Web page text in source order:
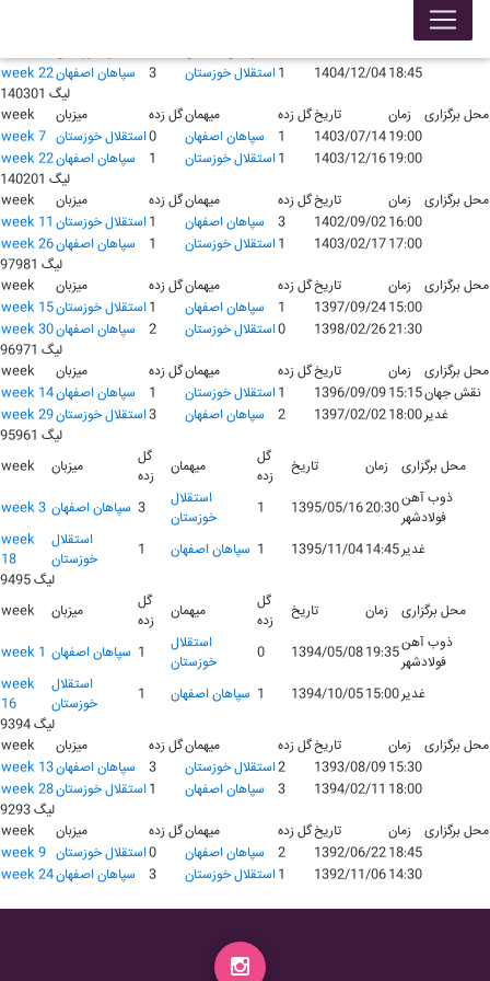
محل برگزاری
week 22سپاهان اصفهان 3 استقلال خوزستان1 1404/12/0418:45
لیگ 140301
week
میزبان گل زدهمیهمان گل زدهتاریخ زمان
محل برگزاری
week 7 استقلال خوزستان0 سپاهان اصفهان 1 1403/07/1419:00
week 22سپاهان اصفهان 1 استقلال خوزستان1 1403/12/1619:00
لیگ 140201
week
میزبان گل زدهمیهمان گل زدهتاریخ زمان
محل برگزاری
week 11 استقلال خوزستان1 سپاهان اصفهان 3 1402/09/0216:00
week 26سپاهان اصفهان 1 استقلال خوزستان1 1403/02/1717:00
لیگ 97981
week
میزبان گل زدهمیهمان گل زدهتاریخ زمان
محل برگزاری
week 15استقلال خوزستان1 سپاهان اصفهان 1 1397/09/2415:00
week 30سپاهان اصفهان 2 استقلال خوزستان0 1398/02/2621:30
لیگ 96971
week
میزبان گل زدهمیهمان گل زدهتاریخ زمان
محل برگزاری
week 14سپاهان اصفهان 1 استقلال خوزستان1 1396/09/0915:15نقش جهان
week 29استقلال خوزستان3 سپاهان اصفهان 2 1397/02/0218:00غدیر
لیگ 95961
week
میزبان
گل
زده
میهمان
گل
زده
تاریخ زمان
محل برگزاری
week 3 سپاهان اصفهان 3
استقلال
خوزستان
1 1395/05/1620:30ذوب آهن
فولادشهر
week
18
استقلال
خوزستان
1 سپاهان اصفهان 1 1395/11/0414:45غدیر
لیگ 9495
week
میزبان
گل
زده
میهمان
گل
زده
تاریخ زمان
محل برگزاری
week 1 سپاهان اصفهان 1
استقلال
خوزستان
0 1394/05/0819:35ذوب آهن
فولادشهر
week
16
استقلال
خوزستان
1 سپاهان اصفهان 1 1394/10/0515:00غدیر
لیگ 9394
week
میزبان گل زدهمیهمان گل زدهتاریخ زمان
محل برگزاری
week 13سپاهان اصفهان 3 استقلال خوزستان2 1393/08/0915:30
week 28استقلال خوزستان1 سپاهان اصفهان 3 1394/02/11 18:00
لیگ 9293
week
میزبان گل زدهمیهمان گل زدهتاریخ زمان
محل برگزاری
week 9 استقلال خوزستان0 سپاهان اصفهان 2 1392/06/2218:45
week 24سپاهان اصفهان 3 استقلال خوزستان1 1392/11/0614:30